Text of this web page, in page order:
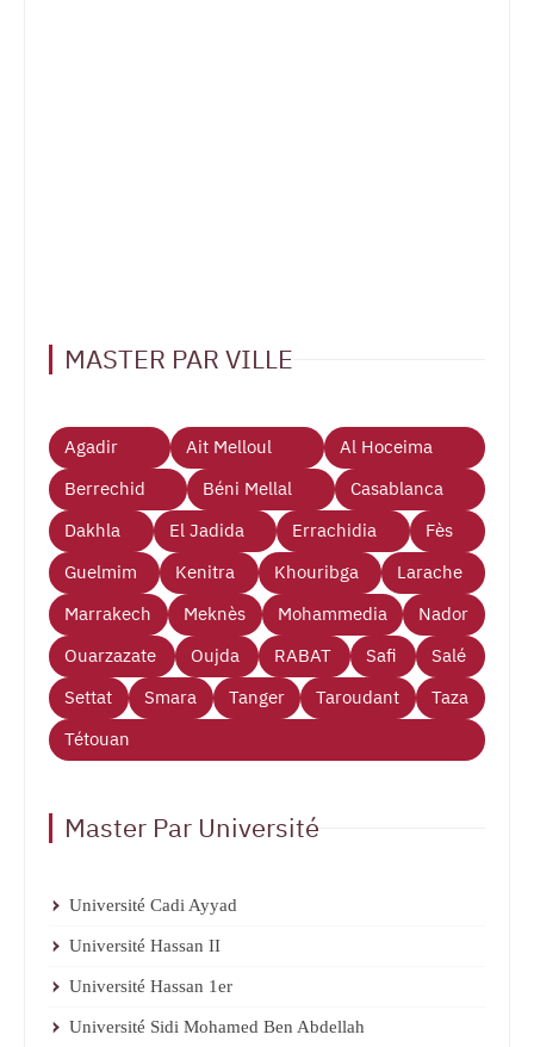
MASTER PAR VILLE
Agadir Ait Melloul
Al Hoceima
Berrechid
Béni Mellal
Casablanca
Dakhla
El Jadida Errachidia
Fès
Guelmim
Kenitra Khouribga
Larache
Marrakech
Meknès Mohammedia
Nador
Ouarzazate
Oujda RABAT Safi
Salé
Settat
Smara Tanger Taroudant
Taza
Tétouan
Master Par Université
Université Cadi Ayyad
Université Hassan II
Université Hassan 1er
Université Sidi Mohamed Ben Abdellah